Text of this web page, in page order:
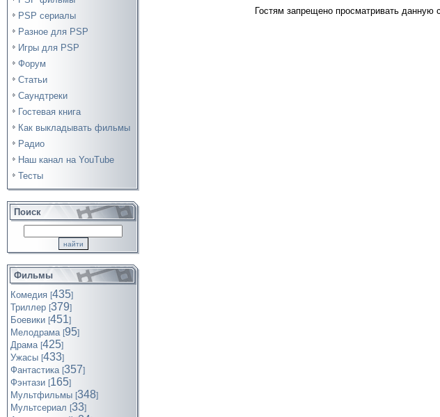
PSP сериалы
Разное для PSP
Игры для PSP
Форум
Статьи
Саундтреки
Гостевая книга
Как выкладывать фильмы
Радио
Наш канал на YouTube
Тесты
Поиск
Фильмы
Комедия [435]
Триллер [379]
Боевики [451]
Мелодрама [95]
Драма [425]
Ужасы [433]
Фантастика [357]
Фэнтази [165]
Мультфильмы [348]
Мультсериал [33]
Гостям запрещено просматривать данную